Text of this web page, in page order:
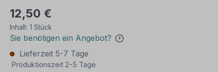
12,50 €
Inhalt: 1 Stück
Sie benötigen ein Angebot?
Lieferzeit 5-7 Tage
Produktionszeit 2-5 Tage